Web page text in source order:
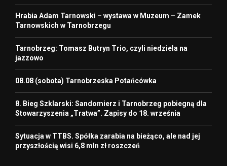
Hrabia Adam Tarnowski – wystawa w Muzeum – Zamek
Tarnowskich w Tarnobrzegu
Tarnobrzeg: Tomasz Butryn Trio, czyli niedziela na
jazzowo
08.08 (sobota) Tarnobrzeska Potańcówka
8. Bieg Szklarski: Sandomierz i Tarnobrzeg pobiegną dla
Stowarzyszenia „Tratwa”. Zapisy do 18. września
Sytuacja w TTBS. Spółka zarabia na bieżąco, ale nad jej
przyszłością wisi 6,8 mln zł roszczeń